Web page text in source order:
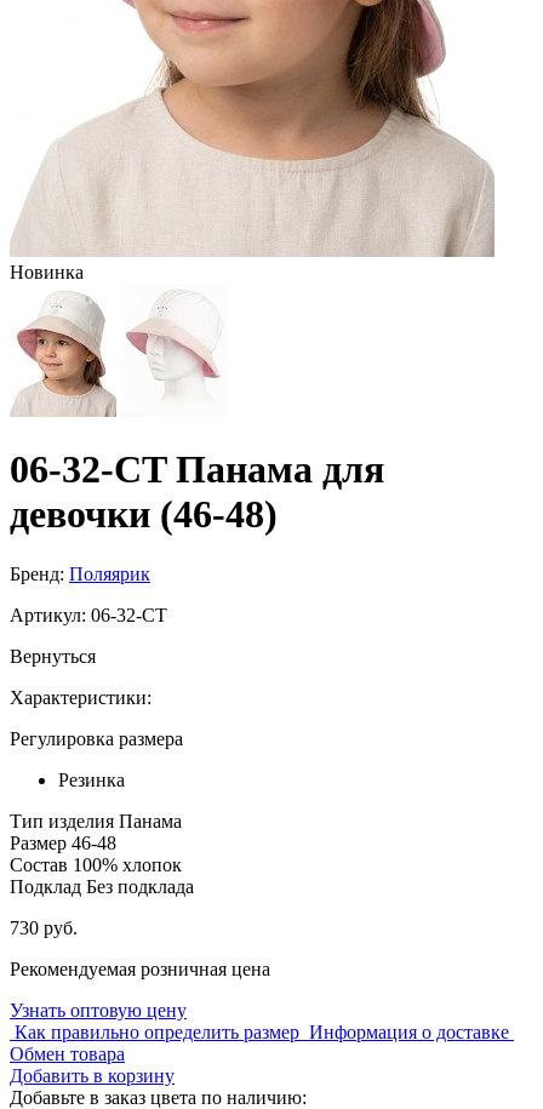
Новинка
06-32-CT Панама для
девочки (46-48)
Бренд: Поляярик
Артикул: 06-32-CT
Вернуться
Характеристики:
Регулировка размера
Резинка
Тип изделия Панама
Размер 46-48
Состав 100% хлопок
Подклад Без подклада
730 руб.
Рекомендуемая розничная цена
Узнать оптовую цену
Как правильно определить размер Информация о доставке
Обмен товара
Добавить в корзину
Добавьте в заказ цвета по наличию: